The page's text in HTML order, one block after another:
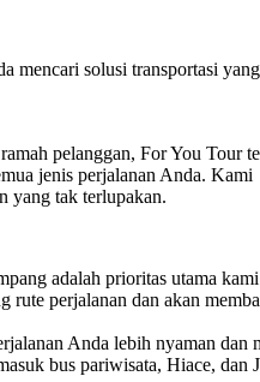
mencari solusi transportasi
pelanggan, For You Tour
jenis perjalanan Anda. Kami
yang tak terlupakan.
adalah prioritas utama
rute perjalanan dan akan
Anda lebih nyaman dan
bus pariwisata, Hiace, dan